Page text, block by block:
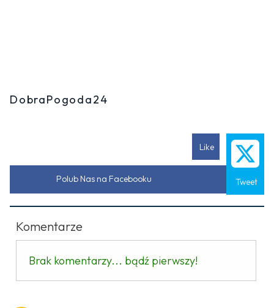
DobraPogoda24
Like
Tweet
Polub Nas na Facebooku
Komentarze
Brak komentarzy... bądź pierwszy!